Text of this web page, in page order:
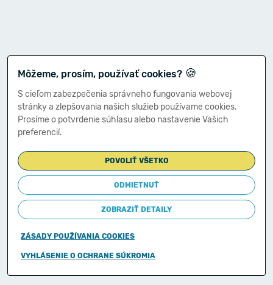
Môžeme, prosím, používať cookies? 🍪
S cieľom zabezpečenia správneho fungovania webovej
stránky a zlepšovania našich služieb používame cookies.
Prosíme o potvrdenie súhlasu alebo nastavenie Vašich
preferencií.
POVOLIŤ VŠETKO
ODMIETNUŤ
ZOBRAZIŤ DETAILY
ZÁSADY POUŽÍVANIA COOKIES
VYHLÁSENIE O OCHRANE SÚKROMIA
Copyright © 2011-2026